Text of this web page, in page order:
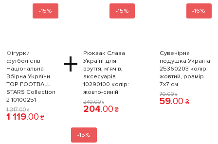
-15%
+
Фігурки
футболістів
Національна
Збірна України
TOP FOOTBALL
STARS Collection
2 10100251
1 317.00 ₴
1 119.00 ₴
-15%
Рюкзак Слава
Україні для
взуття, м'ячів,
аксесуарів
10290100 колiр:
жовто-синій
240.00 ₴
204.00 ₴
-16%
Сувенірна
подушка Україна
25360203 колiр:
жовтий, розмір
7x7 см
70.00 ₴
59.00 ₴
-15%